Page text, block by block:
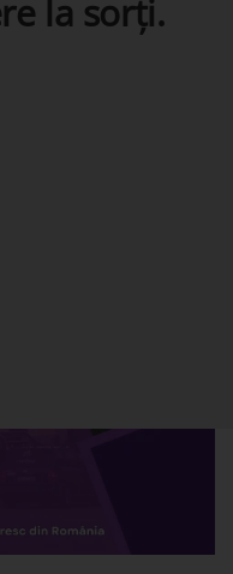
la sorți.